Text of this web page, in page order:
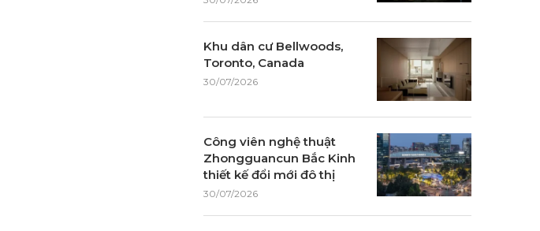
Khu dân cư Bellwoods,
Toronto, Canada
30/07/2026
Công viên nghệ thuật
Zhongguancun Bắc Kinh
thiết kế đổi mới đô thị
30/07/2026